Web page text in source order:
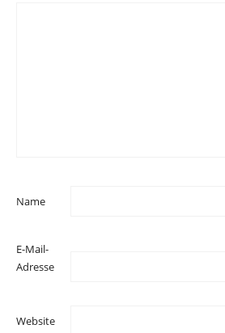
Name
E-Mail-
Adresse
Website